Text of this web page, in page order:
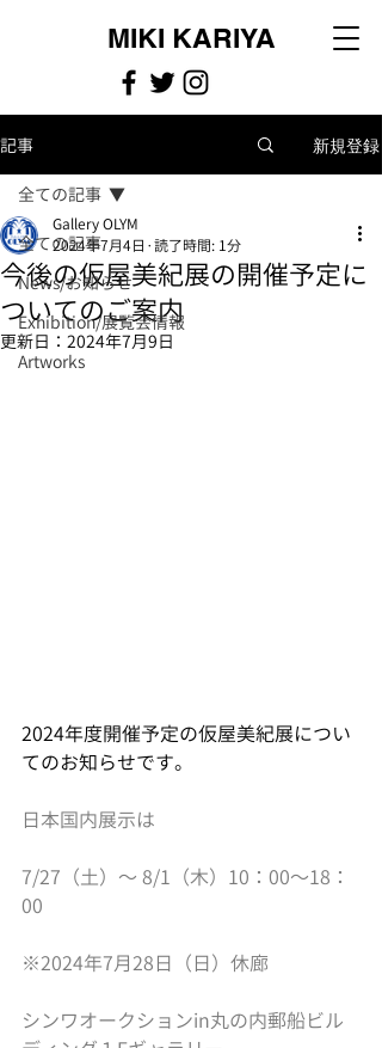
MIKI KARIYA
記事 新規登録
全ての記事
News/お知らせ
Exhibition/展覧会情報
Artworks
全ての記事
今後の仮屋美紀展の開催予定に
ついてのご案内
Gallery OLYM
2024年7月4日 読了時間: 1分
更新日： 2024年7月9日
2024年度開催予定の仮屋美紀展につい
てのお知らせです。
日本国内展示は
7/27（土）～ 8/1（木）10：00～18：
00
※2024年7月28日（日）休廊
シンワオークションin丸の内郵船ビル